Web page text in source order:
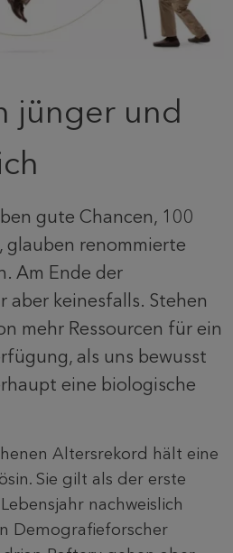
jünger und
gute Chancen, 100
glauben renommierte
Am Ende der
aber keinesfalls. Stehen
mehr Ressourcen für ein
als uns bewusst
eine biologische
Altersrekord hält eine
Sie gilt als der erste
nachweislich
Demografieforscher